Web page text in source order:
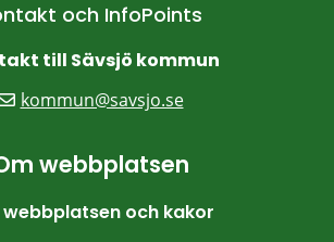
och InfoPoints
till Sävsjö kommun
kommun@savsjo.se
webbplatsen
webbplatsen och kakor